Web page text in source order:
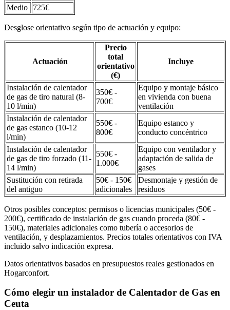
Medio 725€
Desglose orientativo según tipo de actuación y equipo:
Actuación
Precio
total
orientativo
(€)
Incluye
Instalación de calentador
de gas de tiro natural (8-
10 l/min)
350€ -
700€
Equipo y montaje básico
en vivienda con buena
ventilación
Instalación de calentador
de gas estanco (10-12
l/min)
550€ -
800€
Equipo estanco y
conducto concéntrico
Instalación de calentador
de gas de tiro forzado (11-
14 l/min)
550€ -
1.000€
Equipo con ventilador y
adaptación de salida de
gases
Sustitución con retirada
del antiguo
50€ - 150€
adicionales
Desmontaje y gestión de
residuos
Otros posibles conceptos: permisos o licencias municipales (50€ -
200€), certificado de instalación de gas cuando proceda (80€ -
150€), materiales adicionales como tubería o accesorios de
ventilación, y desplazamientos. Precios totales orientativos con IVA
incluido salvo indicación expresa.
Datos orientativos basados en presupuestos reales gestionados en
Hogarconfort.
Cómo elegir un instalador de Calentador de Gas en
Ceuta